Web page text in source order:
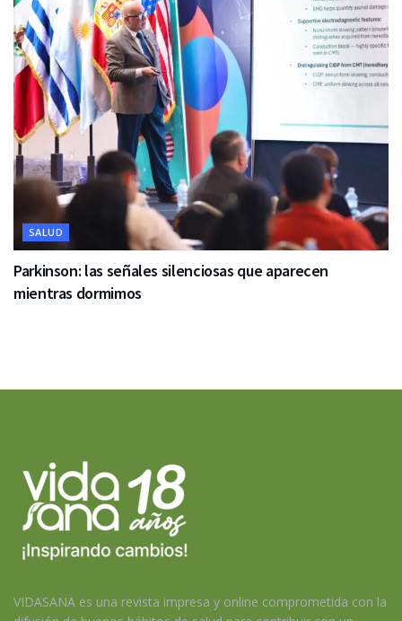
SALUD
Parkinson: las señales silenciosas que aparecen
mientras dormimos
VIDASANA es una revista impresa y online comprometida con la